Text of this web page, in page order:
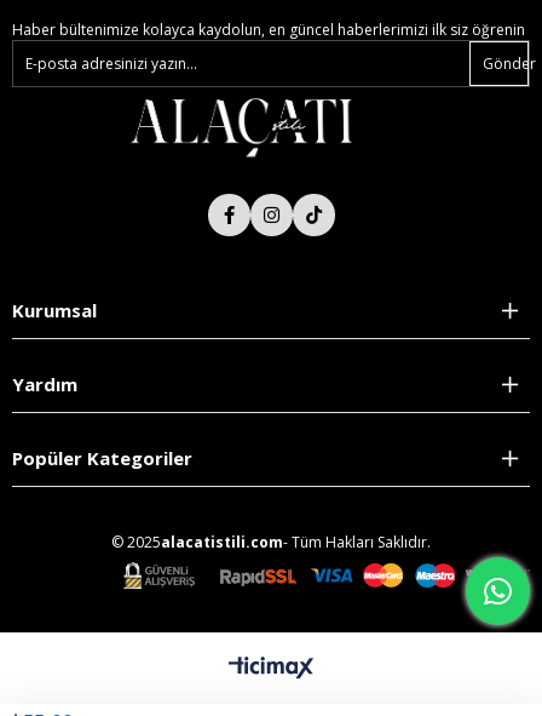
Haber bültenimize kolayca kaydolun, en güncel haberlerimizi ilk siz öğrenin
Gönder
Kurumsal
Yardım
Popüler Kategoriler
© 2025alacatistili.com- Tüm Hakları Saklıdır.